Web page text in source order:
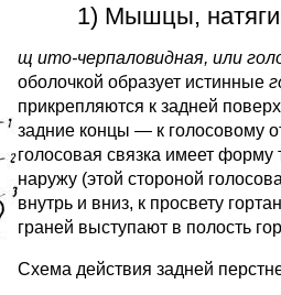
1) Мышцы,
щ ито-черпаловидная, или
оболочкой образует истинные
прикрепляются к задней
задние концы — к голосовому
голосовая связка имеет форму
наружу (этой стороной
внутрь и вниз, к просвету
граней выступают в полость
Схема действия задней